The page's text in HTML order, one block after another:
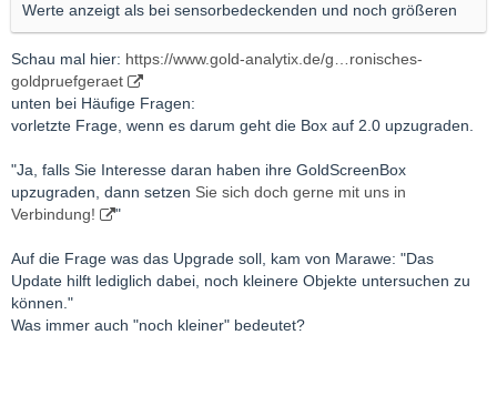
Werte anzeigt als bei sensorbedeckenden und noch größeren
Schau mal hier: https://www.gold-analytix.de/g…ronisches-
goldpruefgeraet
unten bei Häufige Fragen:
vorletzte Frage, wenn es darum geht die Box auf 2.0 upzugraden.
"Ja, falls Sie Interesse daran haben ihre GoldScreenBox
upzugraden, dann setzen Sie sich doch gerne mit uns in
Verbindung!
"
Auf die Frage was das Upgrade soll, kam von Marawe: "Das
Update hilft lediglich dabei, noch kleinere Objekte untersuchen zu
können."
Was immer auch "noch kleiner" bedeutet?